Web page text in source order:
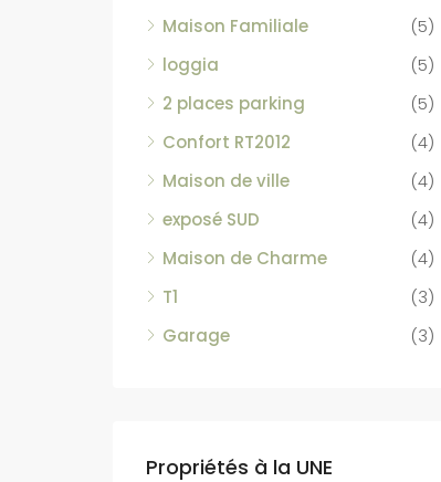
Maison Familiale
(5)
loggia
(5)
2 places parking
(5)
Confort RT2012
(4)
Maison de ville
(4)
exposé SUD
(4)
Maison de Charme
(4)
T1
(3)
Garage
(3)
Propriétés à la UNE